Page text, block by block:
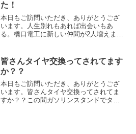
た！
本日もご訪問いただき、ありがとうござ
います。人生別れもあれば出会いもあ
る。橋口電工に新しい仲間が2人増えま
当してもらいます。大ベテランのEさん、
仕事のことも人生のこ...
皆さんタイヤ交換ってされてます
か？？
本日もご訪問いただき、ありがとうござ
います。皆さんタイヤ交換ってされてま
すか？？この間ガソリンスタンドでタイ